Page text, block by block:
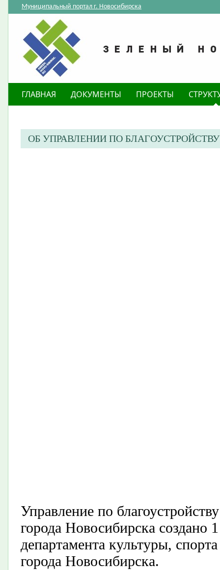
Муниципальный портал г. Новосибирска
ГЛАВНАЯ ДОКУМЕНТЫ ПРОЕКТЫ
ОБ УПРАВЛЕНИИ ПО
Управление по
города Новосибирска создано
департамента культуры,
города Новосибирска.